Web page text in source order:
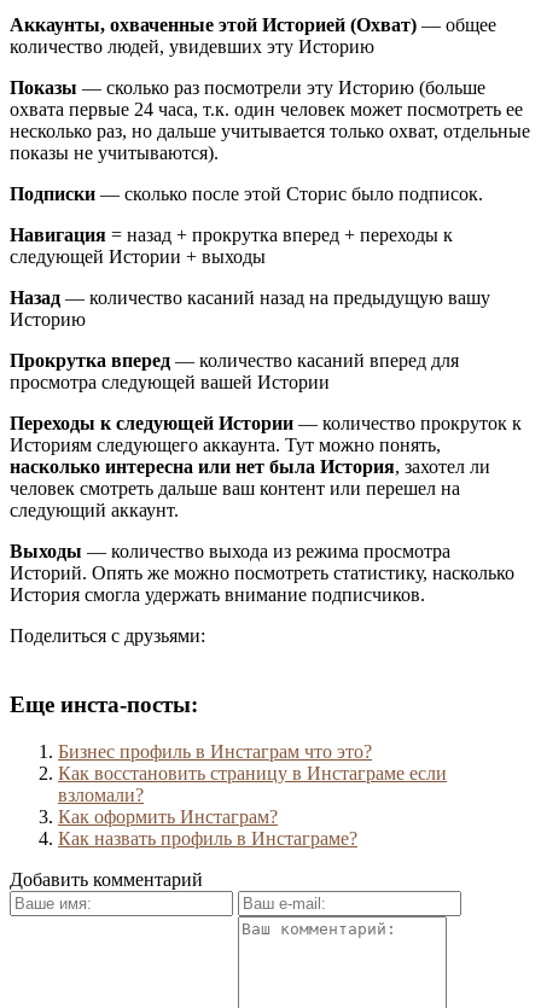
Аккаунты, охваченные этой Историей (Охват) — общее
количество людей, увидевших эту Историю
Показы — сколько раз посмотрели эту Историю (больше
охвата первые 24 часа, т.к. один человек может посмотреть ее
несколько раз, но дальше учитывается только охват, отдельные
показы не учитываются).
Подписки — сколько после этой Сторис было подписок.
Навигация = назад + прокрутка вперед + переходы к
следующей Истории + выходы
Назад — количество касаний назад на предыдущую вашу
Историю
Прокрутка вперед — количество касаний вперед для
просмотра следующей вашей Истории
Переходы к следующей Истории — количество прокруток к
Историям следующего аккаунта. Тут можно понять,
насколько интересна или нет была История, захотел ли
человек смотреть дальше ваш контент или перешел на
следующий аккаунт.
Выходы — количество выхода из режима просмотра
Историй. Опять же можно посмотреть статистику, насколько
История смогла удержать внимание подписчиков.
Поделиться с друзьями:
Еще инста-посты:
Бизнес профиль в Инстаграм что это?
Как восстановить страницу в Инстаграме если
взломали?
Как оформить Инстаграм?
Как назвать профиль в Инстаграме?
Добавить комментарий